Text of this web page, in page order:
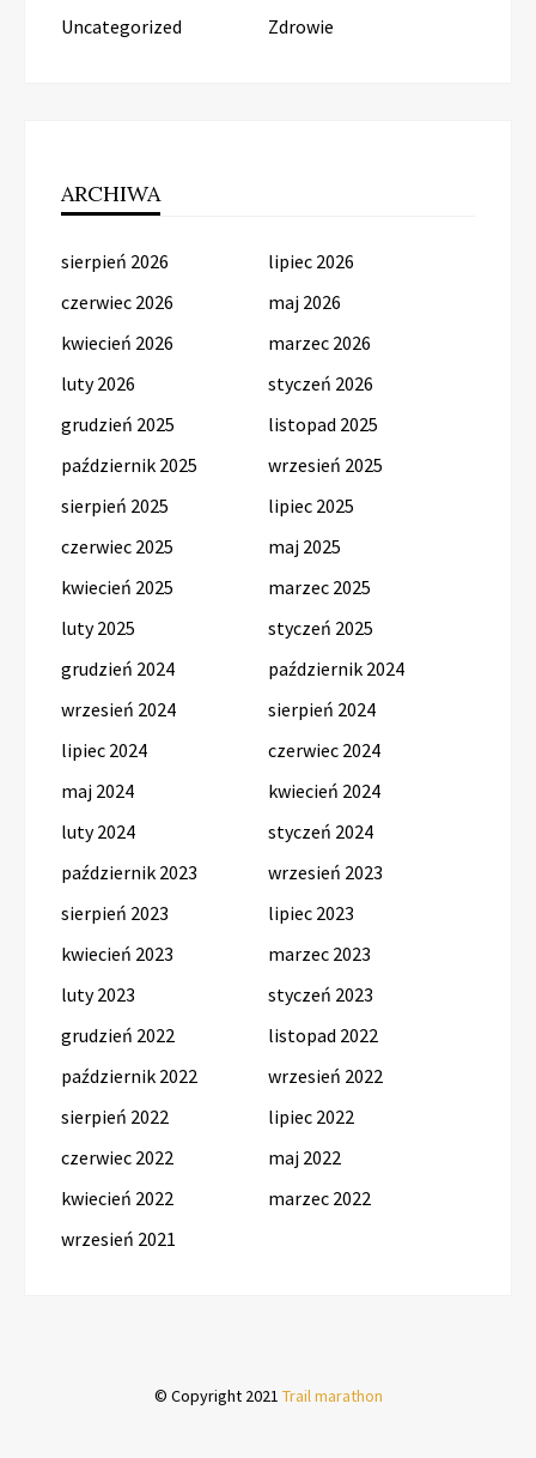
Uncategorized
Zdrowie
ARCHIWA
sierpień 2026
lipiec 2026
czerwiec 2026
maj 2026
kwiecień 2026
marzec 2026
luty 2026
styczeń 2026
grudzień 2025
listopad 2025
październik 2025
wrzesień 2025
sierpień 2025
lipiec 2025
czerwiec 2025
maj 2025
kwiecień 2025
marzec 2025
luty 2025
styczeń 2025
grudzień 2024
październik 2024
wrzesień 2024
sierpień 2024
lipiec 2024
czerwiec 2024
maj 2024
kwiecień 2024
luty 2024
styczeń 2024
październik 2023
wrzesień 2023
sierpień 2023
lipiec 2023
kwiecień 2023
marzec 2023
luty 2023
styczeń 2023
grudzień 2022
listopad 2022
październik 2022
wrzesień 2022
sierpień 2022
lipiec 2022
czerwiec 2022
maj 2022
kwiecień 2022
marzec 2022
wrzesień 2021
© Copyright 2021 Trail marathon